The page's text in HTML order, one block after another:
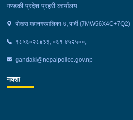
गण्डकी प्रदेश प्रहरी कार्यालय
पोखरा महानगरपालिका-७, पार्दी (7MW56X4C+7Q2)
९८५६०२८४३३, ०६१-४५२५००,
gandaki@nepalpolice.gov.np
नक्शा